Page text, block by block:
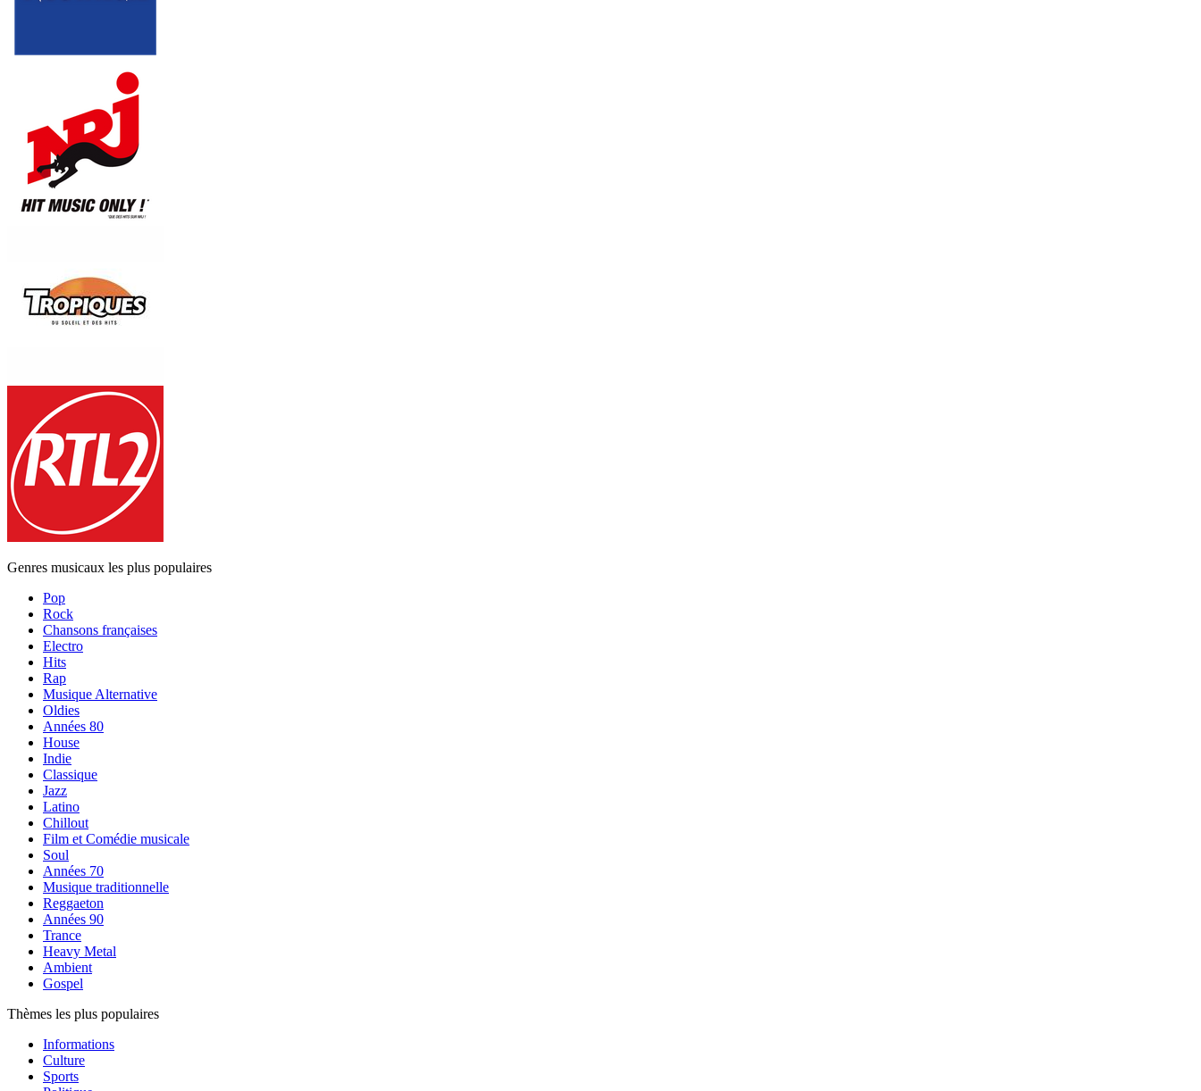
Genres musicaux les plus populaires
Pop
Rock
Chansons françaises
Electro
Hits
Rap
Musique Alternative
Oldies
Années 80
House
Indie
Classique
Jazz
Latino
Chillout
Film et Comédie musicale
Soul
Années 70
Musique traditionnelle
Reggaeton
Années 90
Trance
Heavy Metal
Ambient
Gospel
Thèmes les plus populaires
Informations
Culture
Sports